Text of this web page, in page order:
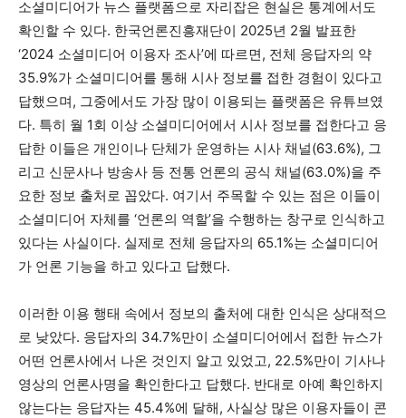
소셜미디어가 뉴스 플랫폼으로 자리잡은 현실은 통계에서도
확인할 수 있다. 한국언론진흥재단이 2025년 2월 발표한
‘2024 소셜미디어 이용자 조사’에 따르면, 전체 응답자의 약
35.9%가 소셜미디어를 통해 시사 정보를 접한 경험이 있다고
답했으며, 그중에서도 가장 많이 이용되는 플랫폼은 유튜브였
다. 특히 월 1회 이상 소셜미디어에서 시사 정보를 접한다고 응
답한 이들은 개인이나 단체가 운영하는 시사 채널(63.6%), 그
리고 신문사나 방송사 등 전통 언론의 공식 채널(63.0%)을 주
요한 정보 출처로 꼽았다. 여기서 주목할 수 있는 점은 이들이
소셜미디어 자체를 ‘언론의 역할’을 수행하는 창구로 인식하고
있다는 사실이다. 실제로 전체 응답자의 65.1%는 소셜미디어
가 언론 기능을 하고 있다고 답했다.
이러한 이용 행태 속에서 정보의 출처에 대한 인식은 상대적으
로 낮았다. 응답자의 34.7%만이 소셜미디어에서 접한 뉴스가
어떤 언론사에서 나온 것인지 알고 있었고, 22.5%만이 기사나
영상의 언론사명을 확인한다고 답했다. 반대로 아예 확인하지
않는다는 응답자는 45.4%에 달해, 사실상 많은 이용자들이 콘